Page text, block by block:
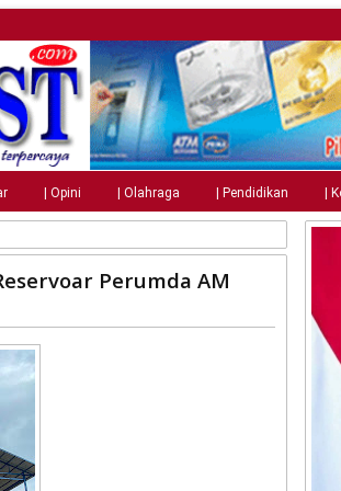
| Opini | Olahraga | Pendidikan |
Perumda AM